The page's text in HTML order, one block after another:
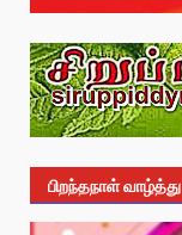
பிறந்தநாள் வாழ்த்து